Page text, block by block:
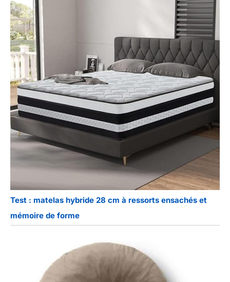
Test : matelas hybride 28 cm à ressorts ensachés et
mémoire de forme